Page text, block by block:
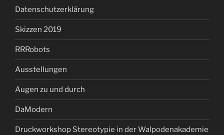
Datenschutzerklärung
Skizzen 2019
RRRobots
Ausstellungen
Augen zu und durch
DaModern
Druckworkshop Stereotypie in der Walpodenakademie